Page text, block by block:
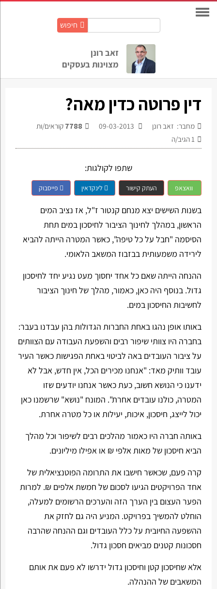
חיפוש
זאב רונן
מצוינות בעסקים
דין פרוטה כדין מאה?
מחבר: זאב רונן 7788 קוראים/ות
1 הגיב/ה
שתפו לקולגות:
וואצאפ העתק קישור לינקדאין פייסבוק
בשנות השישים יצא מנחם קנטור ז"ל, אז נציב המים
הראשון, במהלך לחינוך הציבור לחיסכון במים תחת
הסיסמה "חבל על כל טיפה", כאשר המטרה הייתה להביא
לירידה משמעותית בבזבוז המשאב הלאומי.
ההנחה הייתה שאם כל אחד יחסוך מעט נגיע יחד לחיסכון
גדול. בנוסף היה כאן, כאמור, מהלך של חינוך הציבור
לחשיבות החיסכון במים.
באותו אופן נהגו באחת החברות הגדולות בהן עבדנו בעבר:
בחברה היו צוותי שיפור רבים והשפעת העבודה עם הצוותים
על ציבור העובדים באה לביטוי באחת הפגישות כאשר העיר
עובד וותיק מאד: "אנחנו מכירים הכל, אין חדש, אבל לא
ידענו כי הנושא חשוב, כעת כאשר אנחנו יודעים שזו
המטרה, כולנו עובדים אחרת". המונח "נושא" שרשמנו כאן
יכול לייצג, חיסכון, איכות, יעילות או כל מטרה אחרת.
באותה חברה היו כאמור מהלכים רבים לשיפור וכל מהלך
הביא חיסכון של מאות אלפי ₪ או אפילו מיליונים.
קרה פעם, שכאשר חישבו את התרומה הפוטנציאלית של
אחד הפרויקטים הגיעו לסכום של חמשת אלפים ₪. למרות
הפער העצום בין הערך הזה והערכים הרשומים למעלה,
הוחלט להמשיך בפרויקט. המניע היה גם לחזק את
ההשפעה החיובית על כלל העובדים וגם ההנחה שהרבה
חסכונות קטנים מביאים חסכון גדול.
אלא שחיסכון קטן וחיסכון גדול ידרשו לא פעם את אותם
המשאבים של ההנהלה.